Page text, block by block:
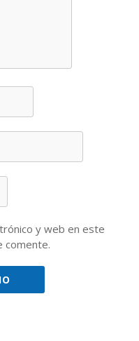
y web en este
comente.